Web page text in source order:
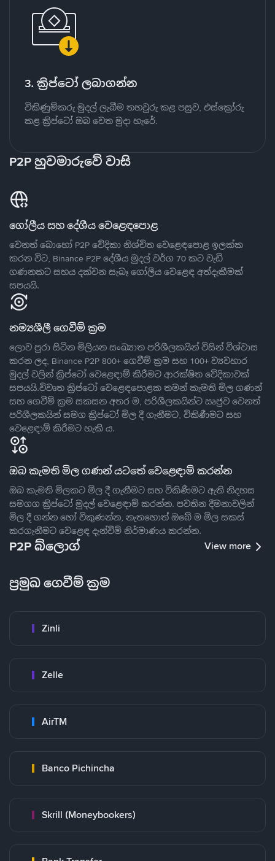
3. ක්‍රිප්ටෝ ලබාගන්න
විකිණුම්කරු මුදල් ලැබීම තහවුරු කළ පසුව, එස්ක්‍රෝරු
කළ ක්‍රිප්ටෝ ඔබ වෙත මුදා හැරේ.
P2P හුවමාරුවේ වාසි
ගෝලීය සහ දේශීය වෙළෙඳපොළ
වෙනත් බොහෝ P2P වේදිකා නිශ්චිත වෙළෙඳපොළ ඉලක්ක
කරන විට, Binance P2P දේශීය මුදල් වර්ග 70 කට වැඩි
ගණනකට සහය දක්වන සැබෑ ගෝලීය වෙළෙඳ අත්දැකීමක්
සපයයි.
නම්‍යශීලී ගෙවීම් ක්‍රම
ලොව පුරා සිටින මිලියන සංඛ්‍යාත පරිශීලකයින් විසින් විශ්වාස
කරන ලද, Binance P2P 800+ ගෙවීම් ක්‍රම සහ 100+ ව්‍යවහාර
මුදල් වලින් ක්‍රිප්ටෝ වෙළෙඳාම් කිරීමට ආරක්ෂිත වේදිකාවක්
සපයයි.විවෘත ක්‍රිප්ටෝ වෙළෙඳපොළක තමන් කැමති මිල ගණන්
සහ ගෙවීම් ක්‍රම සකසන අතර ම, පරිශීලකයින්ට ඍජුව වෙනත්
පරිශීලකයින් සමග ක්‍රිප්ටෝ මිල දී ගැනීමට, විකිණීමට සහ
වෙළෙඳාම් කිරීමට හැකි ය.
ඔබ කැමති මිල ගණන් යටතේ වෙළෙඳාම් කරන්න
ඔබ කැමති මිලකට මිල දී ගැනීමට සහ විකිණීමට ඇති නිදහස
සමගග ක්‍රිප්ටෝ මුදල් වෙළෙඳාම් කරන්න. පවතින දීමනාවලින්
මිල දී ගන්න හෝ විකුණන්න, නැතහොත් ඔබේ ම මිල සකස්
කරගැනීමට වෙළෙඳ දැන්වීම් නිර්මාණය කරන්න.
P2P බ්ලොග් View more
ප්‍රමුඛ ගෙවීම් ක්‍රම
Zinli
Zelle
AirTM
Banco Pichincha
Skrill (Moneybookers)